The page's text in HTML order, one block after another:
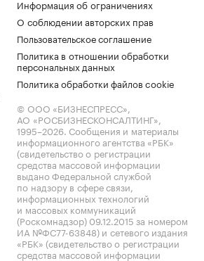
Информация об ограничениях
О соблюдении авторских прав
Пользовательское соглашение
Политика в отношении обработки
персональных данных
Политика обработки файлов cookie
© ООО «БИЗНЕСПРЕСС»,
АО «РОСБИЗНЕСКОНСАЛТИНГ»,
1995–2026. Сообщения и материалы
информационного агентства «РБК»
(свидетельство о регистрации
средства массовой информации
выдано Федеральной службой
по надзору в сфере связи,
информационных технологий
и массовых коммуникаций
(Роскомнадзор) 09.12.2015 за номером
ИА №ФС77-63848) и сетевого издания
«РБК» (свидетельство о регистрации
средства массовой информации